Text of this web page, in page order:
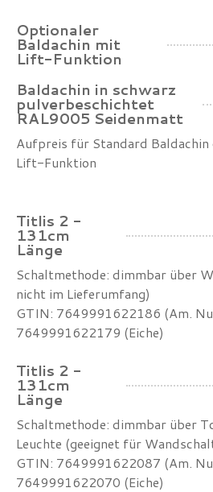
Optionaler
Baldachin mit
Lift-Funktion
Baldachin in schwarz
pulverbeschichtet
RAL9005 Seidenmatt
Aufpreis für Standard
Lift-Funktion
Titlis 2 -
131cm
Länge
Schaltmethode: dimmbar über
nicht im Lieferumfang)
GTIN: 7649991622186 (Am.
7649991622179 (Eiche)
Titlis 2 -
131cm
Länge
Schaltmethode: dimmbar über
Leuchte (geeignet für
GTIN: 7649991622087 (Am.
7649991622070 (Eiche)